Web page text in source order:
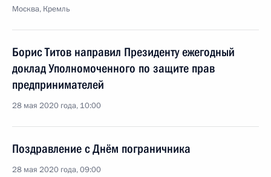
Москва, Кремль
Борис Титов направил Президенту ежегодный
доклад Уполномоченного по защите прав
предпринимателей
28 мая 2020 года, 10:00
Поздравление с Днём пограничника
28 мая 2020 года, 09:00